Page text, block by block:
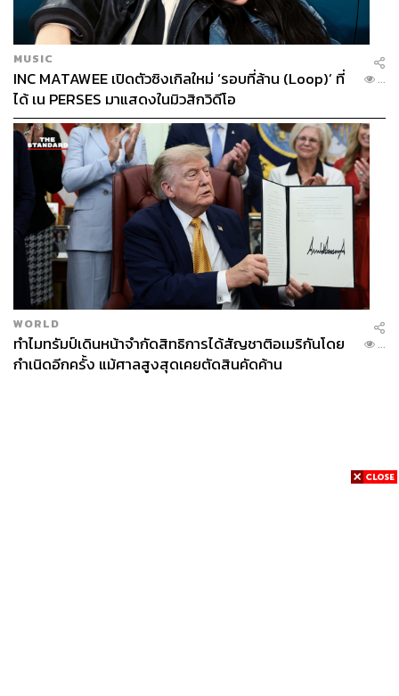
MUSIC
INC MATAWEE เปิดตัวซิงเกิลใหม่ ‘รอบที่ล้าน (Loop)’ ที่
ได้ เน PERSES มาแสดงในมิวสิกวิดีโอ
...
WORLD
ทำไมทรัมป์เดินหน้าจำกัดสิทธิการได้สัญชาติอเมริกันโดย
กำเนิดอีกครั้ง แม้ศาลสูงสุดเคยตัดสินคัดค้าน
...